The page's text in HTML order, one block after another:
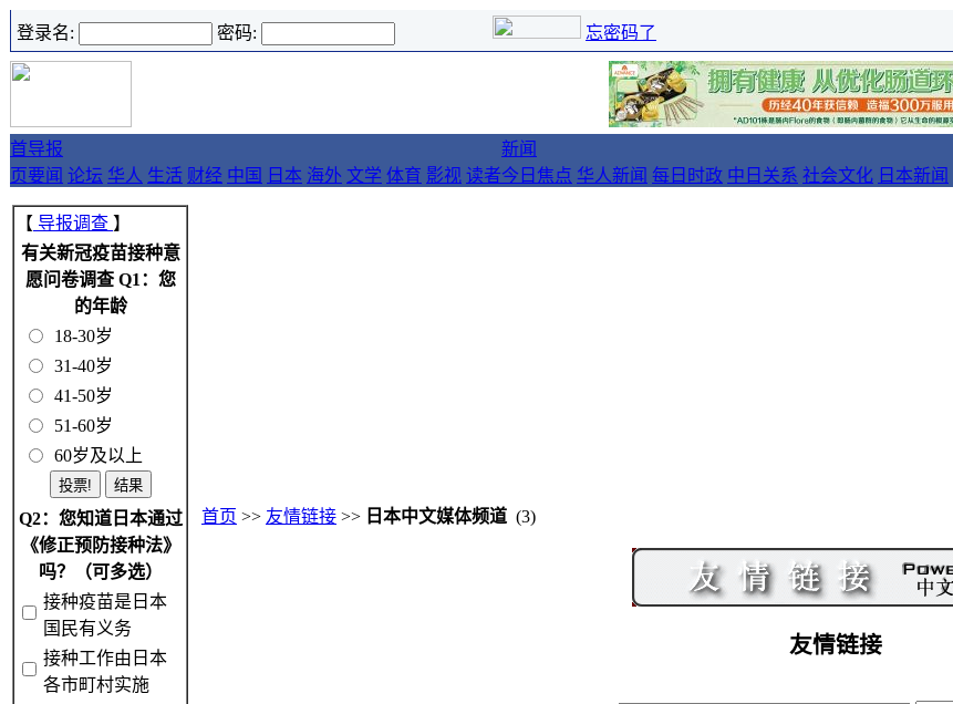
登录名: 密码: 忘密码了
首
页
导报
要闻 论坛 华人 生活 财经 中国 日本 海外 文学 体育 影视 读者
新闻
今日焦点 华人新闻 每日时政 中日关系 社会文化 日本新闻
【 导报调查 】
有关新冠疫苗接种意
愿问卷调查 Q1：您
的年龄
18-30岁
31-40岁
41-50岁
51-60岁
60岁及以上
Q2：您知道日本通过
《修正预防接种法》
吗？（可多选）
接种疫苗是日本
国民有义务
接种工作由日本
各市町村实施
首页 >> 友情链接 >> 日本中文媒体频道 (3)
友情链接